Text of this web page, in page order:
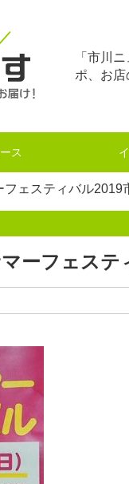
「市川
ポ、お店
ス
ェスティバル2019
ーフェステ